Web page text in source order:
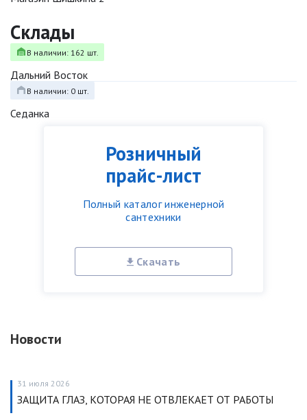
Розничный
прайс-лист
Полный каталог инженерной
сантехники
Скачать
Новости
31 июля 2026
ЗАЩИТА ГЛАЗ, КОТОРАЯ НЕ ОТВЛЕКАЕТ ОТ РАБОТЫ
Склады
В наличии: 162 шт.
Дальний Восток
В наличии: 0 шт.
Седанка